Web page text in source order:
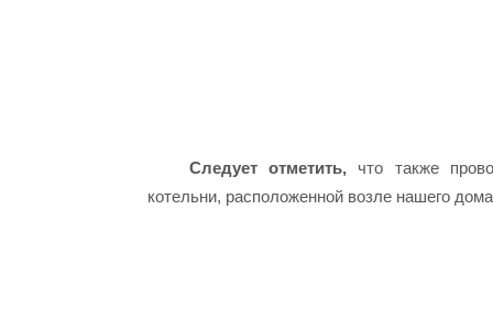
Следует отметить, что также
котельни, расположенной возле нашего